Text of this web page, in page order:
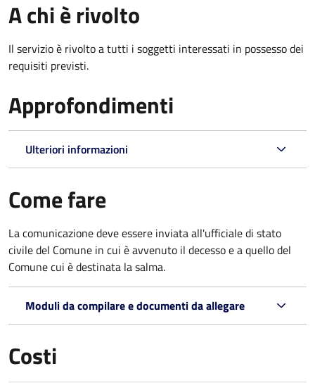
A chi è rivolto
Il servizio è rivolto a tutti i soggetti interessati in possesso dei
requisiti previsti.
Approfondimenti
Ulteriori informazioni
Come fare
La comunicazione deve essere inviata all'ufficiale di stato
civile del Comune in cui è avvenuto il decesso e a quello del
Comune cui è destinata la salma.
Moduli da compilare e documenti da allegare
Costi